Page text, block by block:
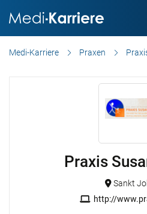
Medi-Karriere Praxen
Praxis
Sankt
http://